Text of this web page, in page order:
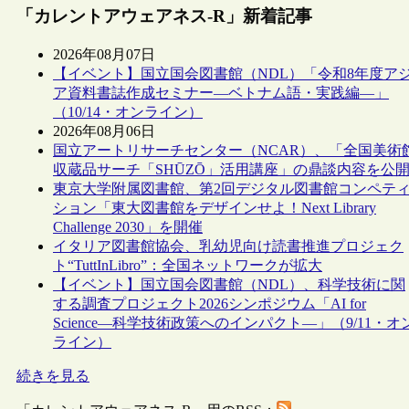
「カレントアウェアネス-R」新着記事
2026年08月07日
【イベント】国立国会図書館（NDL）「令和8年度ア
ア資料書誌作成セミナー―ベトナム語・実践編―」
（10/14・オンライン）
2026年08月06日
国立アートリサーチセンター（NCAR）、「全国美術
収蔵品サーチ「SHŪZŌ」活用講座」の鼎談内容を公開
東京大学附属図書館、第2回デジタル図書館コンペティ
ション「東大図書館をデザインせよ！Next Library
Challenge 2030」を開催
イタリア図書館協会、乳幼児向け読書推進プロジェク
ト“TuttInLibro”：全国ネットワークが拡大
【イベント】国立国会図書館（NDL）、科学技術に関
する調査プロジェクト2026シンポジウム「AI for
Science―科学技術政策へのインパクト―」（9/11・オ
ライン）
続きを見る